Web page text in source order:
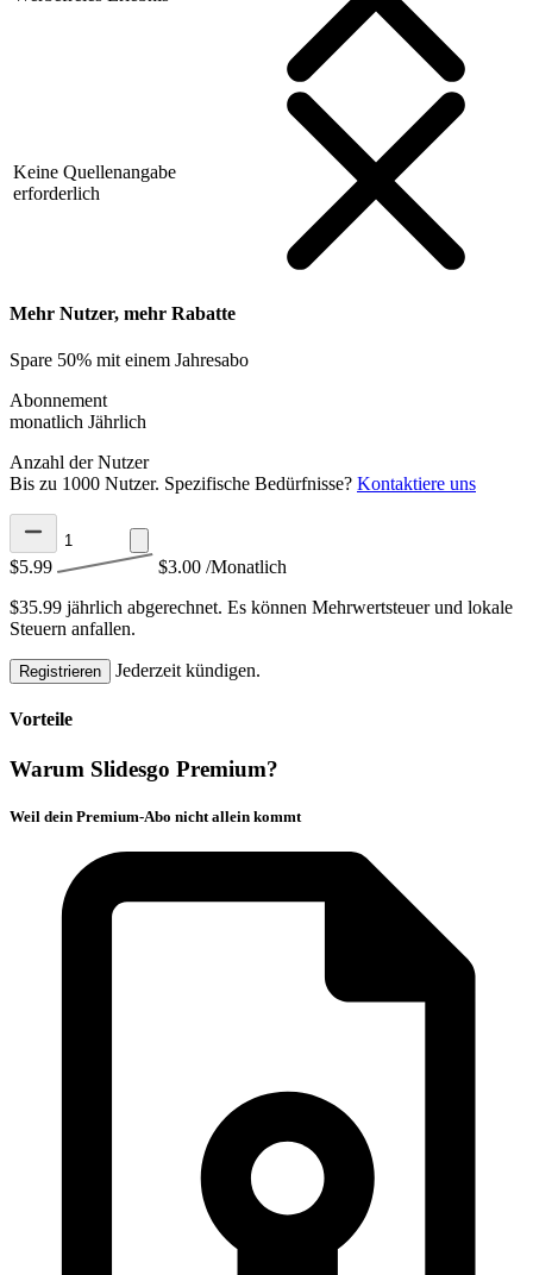
Keine Quellenangabe
erforderlich
Mehr Nutzer, mehr Rabatte
Spare 50% mit einem Jahresabo
Abonnement
monatlich Jährlich
Anzahl der Nutzer
Bis zu 1000 Nutzer. Spezifische Bedürfnisse? Kontaktiere uns
$5.99 $3.00 /Monatlich
$35.99 jährlich abgerechnet. Es können Mehrwertsteuer und lokale
Steuern anfallen.
Registrieren Jederzeit kündigen.
Vorteile
Warum Slidesgo Premium?
Weil dein Premium-Abo nicht allein kommt